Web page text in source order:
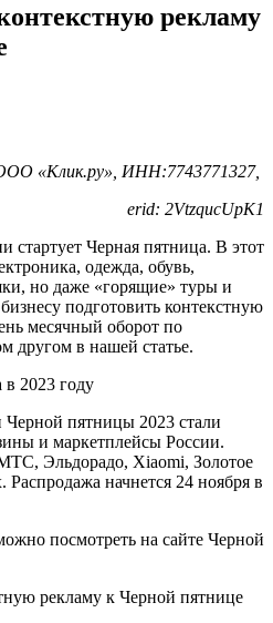
рекламу
«Клик.ру», ИНН:7743771327,
erid: 2VtzqucUpK1
стартует Черная пятница. В этот
одежда, обувь,
но даже «горящие» туры и
подготовить контекстную
месячный оборот по
другом в нашей статье.
в 2023 году
пятницы 2023 стали
и маркетплейсы России.
Эльдорадо, Xiaomi, Золотое
Распродажа начнется 24 ноября в
посмотреть на сайте Черной